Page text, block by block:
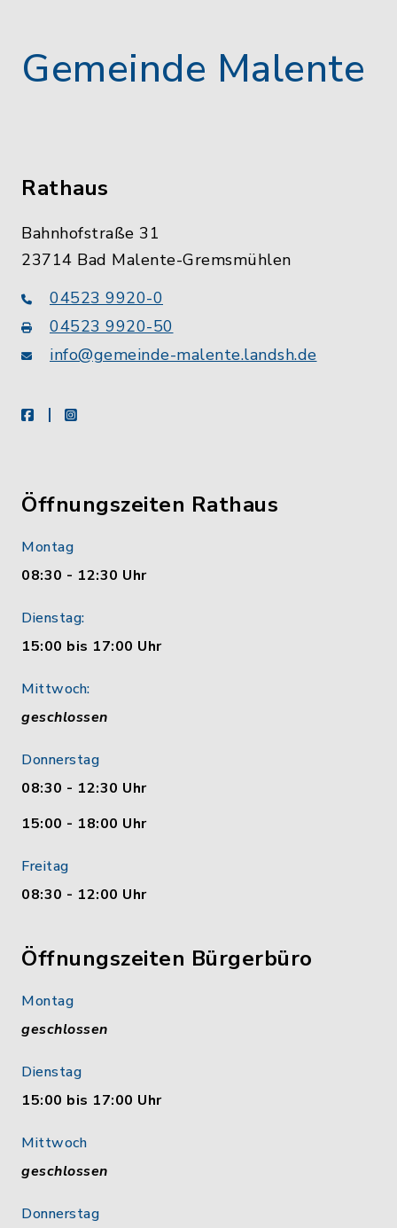
Gemeinde Malente
Rathaus
Bahnhofstraße 31
23714 Bad Malente-Gremsmühlen
04523 9920-0
04523 9920-50
info@gemeinde-malente.landsh.de
facebookinstagram
Öffnungszeiten Rathaus
Montag
08:30 - 12:30 Uhr
Dienstag:
15:00 bis 17:00 Uhr
Mittwoch:
geschlossen
Donnerstag
08:30 - 12:30 Uhr
15:00 - 18:00 Uhr
Freitag
08:30 - 12:00 Uhr
Öffnungszeiten Bürgerbüro
Montag
geschlossen
Dienstag
15:00 bis 17:00 Uhr
Mittwoch
geschlossen
Donnerstag